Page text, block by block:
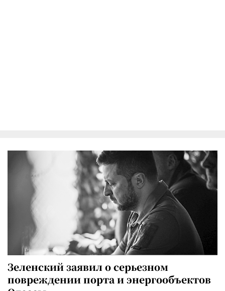
Зеленский заявил о серьезном
повреждении порта и энергообъектов